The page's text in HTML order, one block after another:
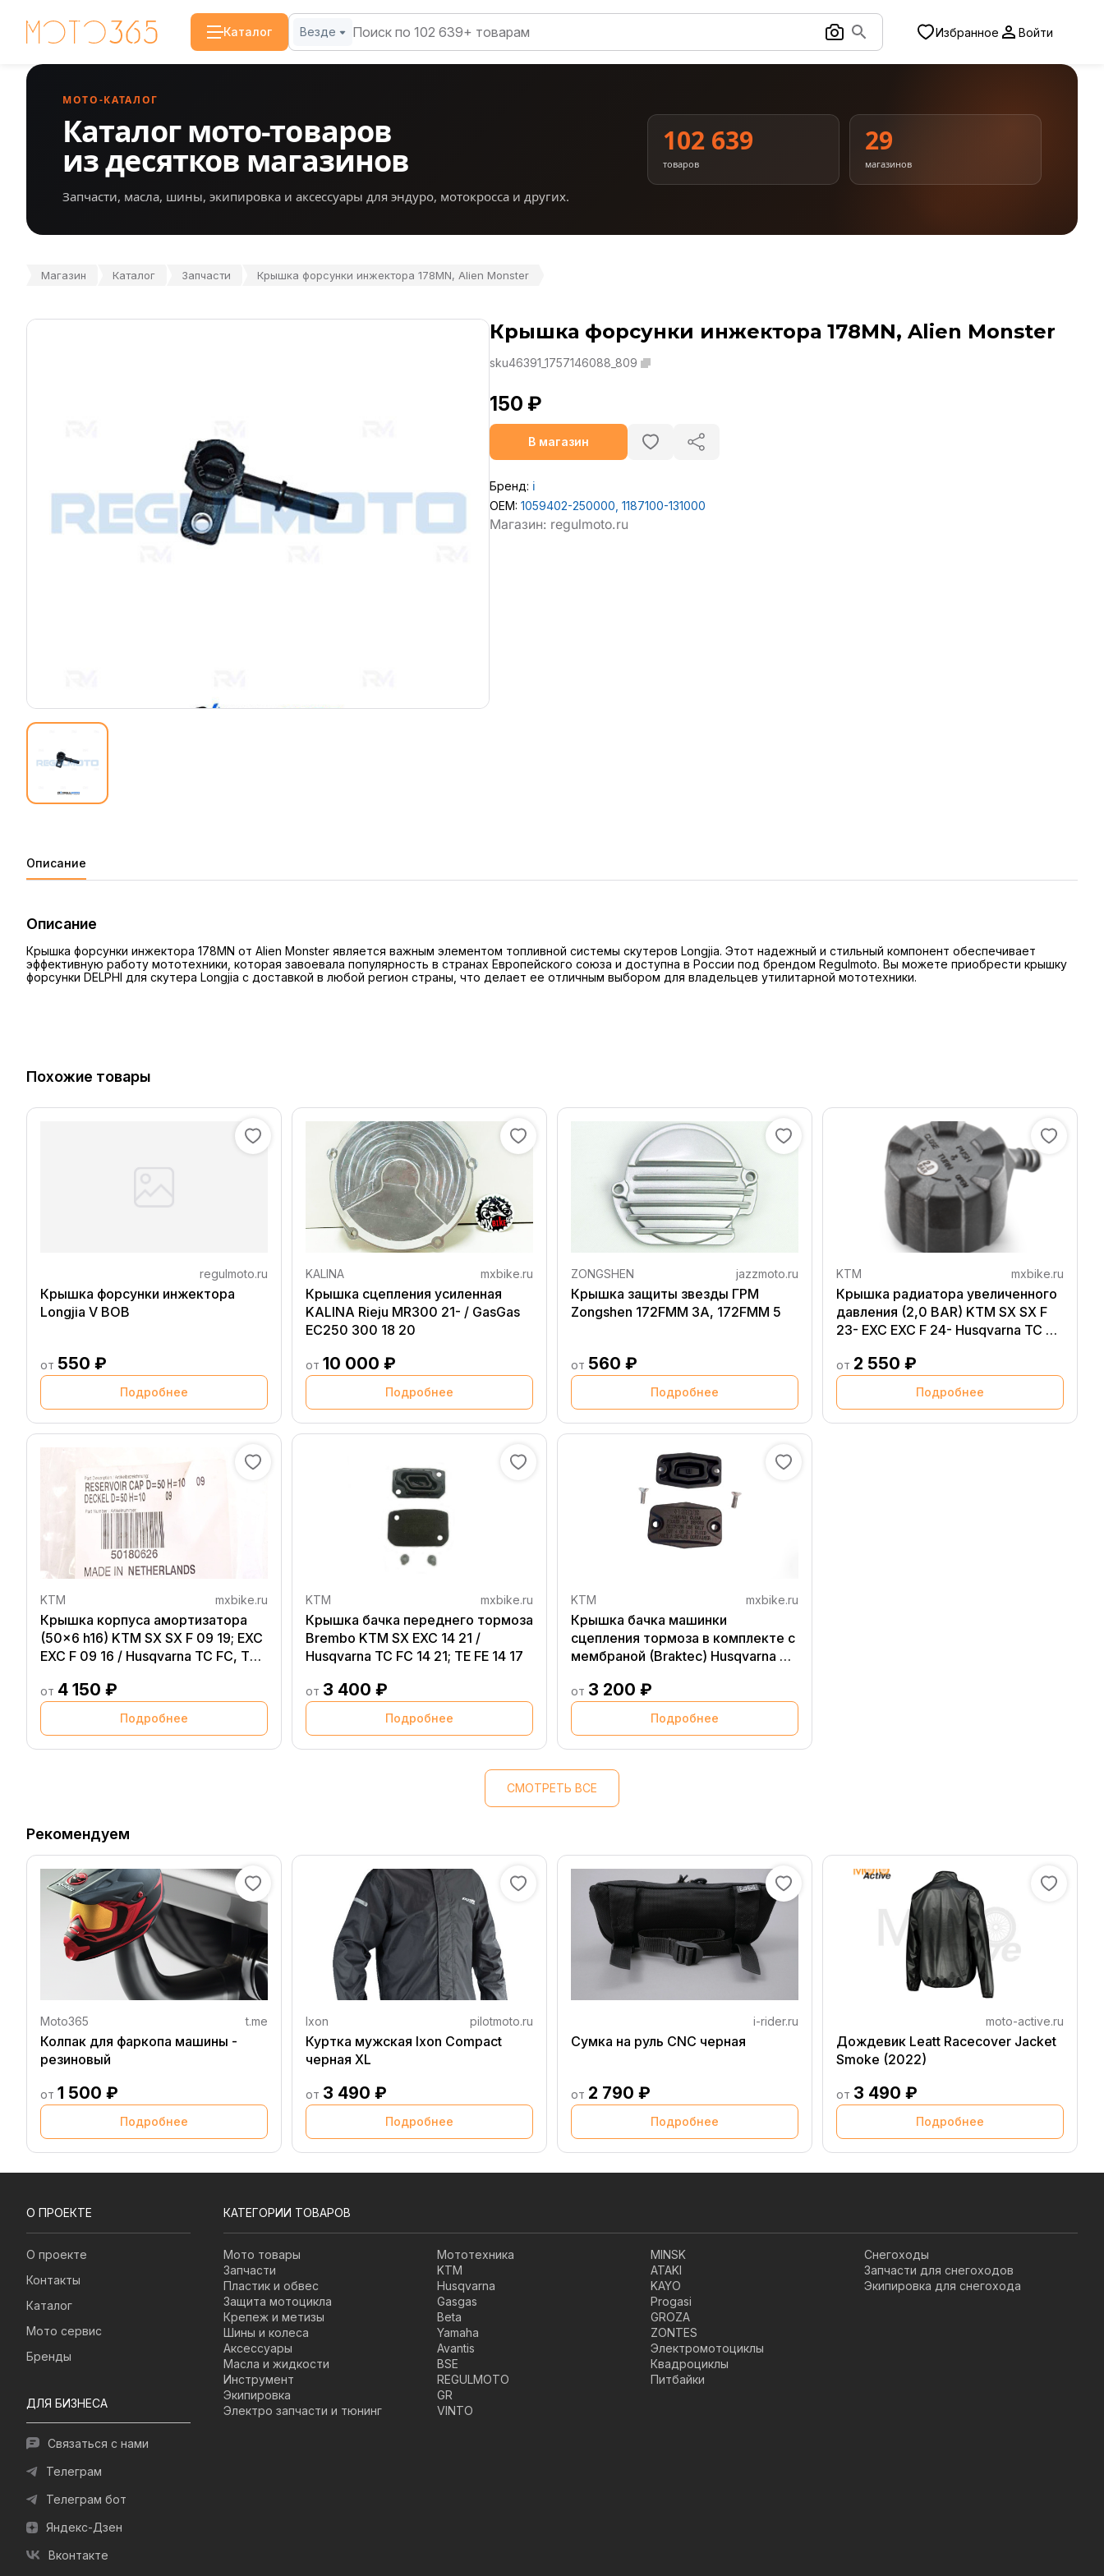
Каталог Везде Избранное Войти
МОТО-КАТАЛОГ
Каталог мото-товаров
из десятков магазинов
Запчасти, масла, шины, экипировка и аксессуары для эндуро, мотокросса и других.
102 639
товаров
29
магазинов
Магазин Каталог Запчасти Крышка форсунки инжектора 178MN, Alien Monster
Крышка форсунки инжектора 178MN, Alien Monster
sku46391_1757146088_809
150 ₽
В магазин
Бренд: ℹ️
OEM: 1059402-250000, 1187100-131000
Описание
Описание
Крышка форсунки инжектора 178MN от Alien Monster является важным элементом топливной системы скутеров Longjia. Этот надежный и стильный компонент обеспечивает
эффективную работу мототехники, которая завоевала популярность в странах Европейского союза и доступна в России под брендом Regulmoto. Вы можете приобрести крышку
форсунки DELPHI для скутера Longjia с доставкой в любой регион страны, что делает ее отличным выбором для владельцев утилитарной мототехники.
Похожие товары
regulmoto.ru
Крышка форсунки инжектора
Longjia V BOB
от 550 ₽
Подробнее
KALINA mxbike.ru
Крышка сцепления усиленная
KALINA Rieju MR300 21- / GasGas
EC250 300 18 20
от 10 000 ₽
Подробнее
ZONGSHEN jazzmoto.ru
Крышка защиты звезды ГРМ
Zongshen 172FMM 3A, 172FMM 5
от 560 ₽
Подробнее
KTM mxbike.ru
Крышка радиатора увеличенного
давления (2,0 BAR) ​KTM ​SX SX F
23- ​EXC EXC F 24- ​Husqvarna TC FC
EC EC F 24-
от 2 550 ₽
Подробнее
KTM mxbike.ru
Крышка корпуса амортизатора
(50x6 h16) KTM SX SX F 09 19; EXC
EXC F 09 16 / Husqvarna TC FC, TE
от 4 150 ₽
Подробнее
KTM mxbike.ru
Крышка бачка переднего тормоза
Brembo KTM SX EXC 14 21 /
Husqvarna TC FC 14 21; TE FE 14 17
от 3 400 ₽
Подробнее
KTM mxbike.ru
Крышка бачка машинки
сцепления тормоза в комплекте с
мембраной (Braktec) Husqvarna TE
от 3 200 ₽
Подробнее
СМОТРЕТЬ ВСЕ
Рекомендуем
Moto365 t.me
Колпак для фаркопа машины -
резиновый
от 1 500 ₽
Подробнее
Ixon pilotmoto.ru
Куртка мужская Ixon Compact
черная XL
от 3 490 ₽
Подробнее
i-rider.ru
Сумка на руль CNC черная
от 2 790 ₽
Подробнее
moto-active.ru
Дождевик Leatt Racecover Jacket
Smoke (2022)
от 3 490 ₽
Подробнее
О ПРОЕКТЕ
О проекте
Контакты
Каталог
Мото сервис
Бренды
ДЛЯ БИЗНЕСА
Связаться с нами
Телеграм
Телеграм бот
Яндекс-Дзен
Вконтакте
КАТЕГОРИИ ТОВАРОВ
Мото товары
Запчасти
Пластик и обвес
Защита мотоцикла
Крепеж и метизы
Шины и колеса
Аксессуары
Масла и жидкости
Инструмент
Экипировка
Электро запчасти и тюнинг
Мототехника
KTM
Husqvarna
Gasgas
Beta
Yamaha
Avantis
BSE
REGULMOTO
GR
VINTO
MINSK
ATAKI
KAYO
Progasi
GROZA
ZONTES
Электромотоциклы
Квадроциклы
Питбайки
Снегоходы
Запчасти для снегоходов
Экипировка для снегохода